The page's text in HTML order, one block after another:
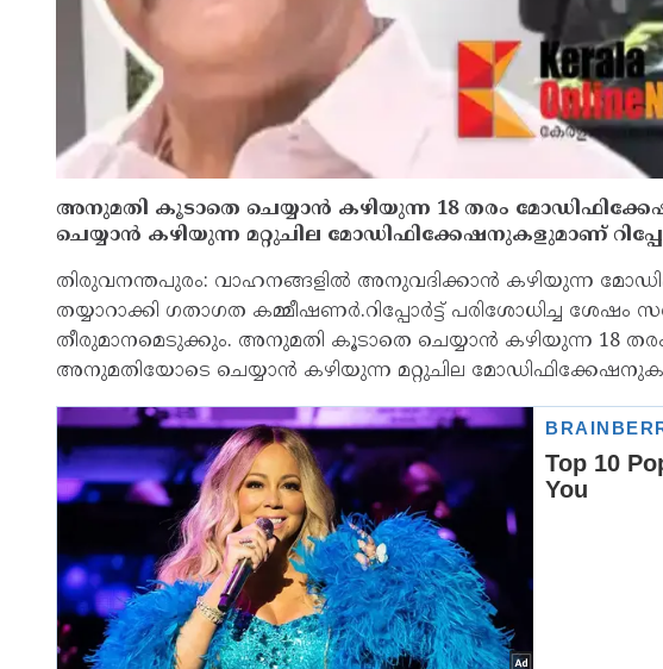
അനുമതി കൂടാതെ ചെയ്യാൻ കഴിയുന്ന 18 തരം
ചെയ്യാൻ കഴിയുന്ന മറ്റുചില മോഡിഫിക്കേഷനുകളുമാണ്
തിരുവനന്തപുരം: വാഹനങ്ങളില്‍ അനുവദിക്കാൻ കഴിയുന്ന
തയ്യാറാക്കി ഗതാഗത കമ്മീഷണർ.റിപ്പോർട്ട് പരിശോധിച്ച ശേഷം
തീരുമാനമെടുക്കും. അനുമതി കൂടാതെ ചെയ്യാൻ കഴിയുന്ന 18
അനുമതിയോടെ ചെയ്യാൻ കഴിയുന്ന മറ്റുചില